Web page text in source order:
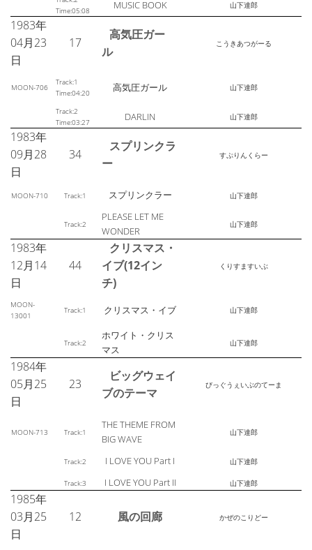
Time:05:08
MUSIC BOOK 山下達郎
1983年
04月23
日
17
高気圧ガー
ル
こうきあつがーる
MOON-706
Track:1
Time:04:20
高気圧ガール 山下達郎
Track:2
Time:03:27
DARLIN 山下達郎
1983年
09月28
日
34
スプリンクラ
ー
すぷりんくらー
MOON-710 Track:1 スプリンクラー 山下達郎
Track:2
PLEASE LET ME
WONDER
山下達郎
1983年
12月14
日
44
クリスマス・
イブ(12イン
チ)
くりすますいぶ
MOON-
13001
Track:1 クリスマス・イブ 山下達郎
Track:2
ホワイト・クリス
マス
山下達郎
1984年
05月25
日
23
ビッグウェイ
ブのテーマ
びっぐうぇいぶのてーま
MOON-713 Track:1
THE THEME FROM
BIG WAVE
山下達郎
Track:2 I LOVE YOU Part I 山下達郎
Track:3 I LOVE YOU Part II 山下達郎
1985年
03月25
日
12 風の回廊 かぜのこりどー